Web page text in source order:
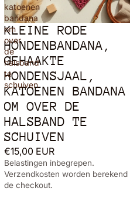
katoenen
bandana
om
over
de
halsband
te
schuiven
KLEINE RODE
HONDENBANDANA,
GEHAAKTE
HONDENSJAAL,
KATOENEN BANDANA
OM OVER DE
HALSBAND TE
SCHUIVEN
€15,00 EUR
Belastingen inbegrepen.
Verzendkosten worden berekend
de checkout.